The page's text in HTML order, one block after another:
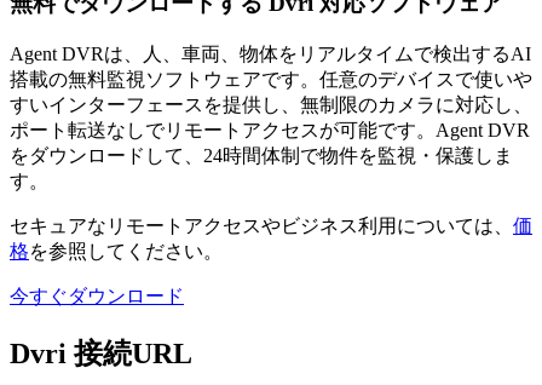
Agent DVRは、人、車両、物体をリアルタイムで検出するAI
搭載の無料監視ソフトウェアです。任意のデバイスで使いや
すいインターフェースを提供し、無制限のカメラに対応し、
ポート転送なしでリモートアクセスが可能です。Agent DVR
をダウンロードして、24時間体制で物件を監視・保護しま
す。
セキュアなリモートアクセスやビジネス利用については、 価
格を参照してください。
今すぐダウンロード
Dvri 接続URL